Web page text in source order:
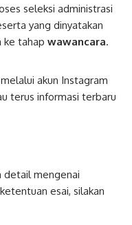
seleksi administrasi
yang dinyatakan
ke tahap wawancara.
akun Instagram
terus informasi terbaru
detail mengenai
esai, silakan